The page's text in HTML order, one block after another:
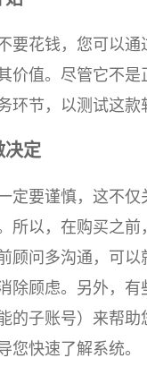
要花钱，您可以
价值。尽管它不
环节，以测试这款
决定
定要谨慎，这不
所以，在购买之
顾问多沟通，可
除顾虑。另外，
的子账号）来帮
您快速了解系统。